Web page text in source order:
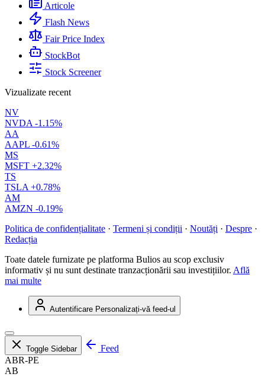
Articole
Flash News
Fair Price Index
StockBot
Stock Screener
Vizualizate recent
NV
NVDA -1.15%
AA
AAPL -0.61%
MS
MSFT +2.32%
TS
TSLA +0.78%
AM
AMZN -0.19%
Politica de confidențialitate · Termeni și condiții · Noutăți · Despre ·
Redacția
Toate datele furnizate pe platforma Bulios au scop exclusiv
informativ și nu sunt destinate tranzacționării sau investițiilor. Află
mai multe
Autentificare Personalizați-vă feed-ul
Toggle Sidebar
Feed
ABR-PE
AB